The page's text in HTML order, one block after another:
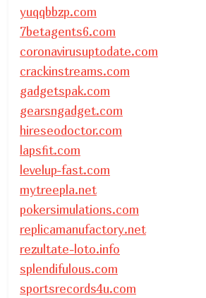
yuqqbbzp.com
7betagents6.com
coronavirusuptodate.com
crackinstreams.com
gadgetspak.com
gearsngadget.com
hireseodoctor.com
lapsfit.com
levelup-fast.com
mytreepla.net
pokersimulations.com
replicamanufactory.net
rezultate-loto.info
splendifulous.com
sportsrecords4u.com